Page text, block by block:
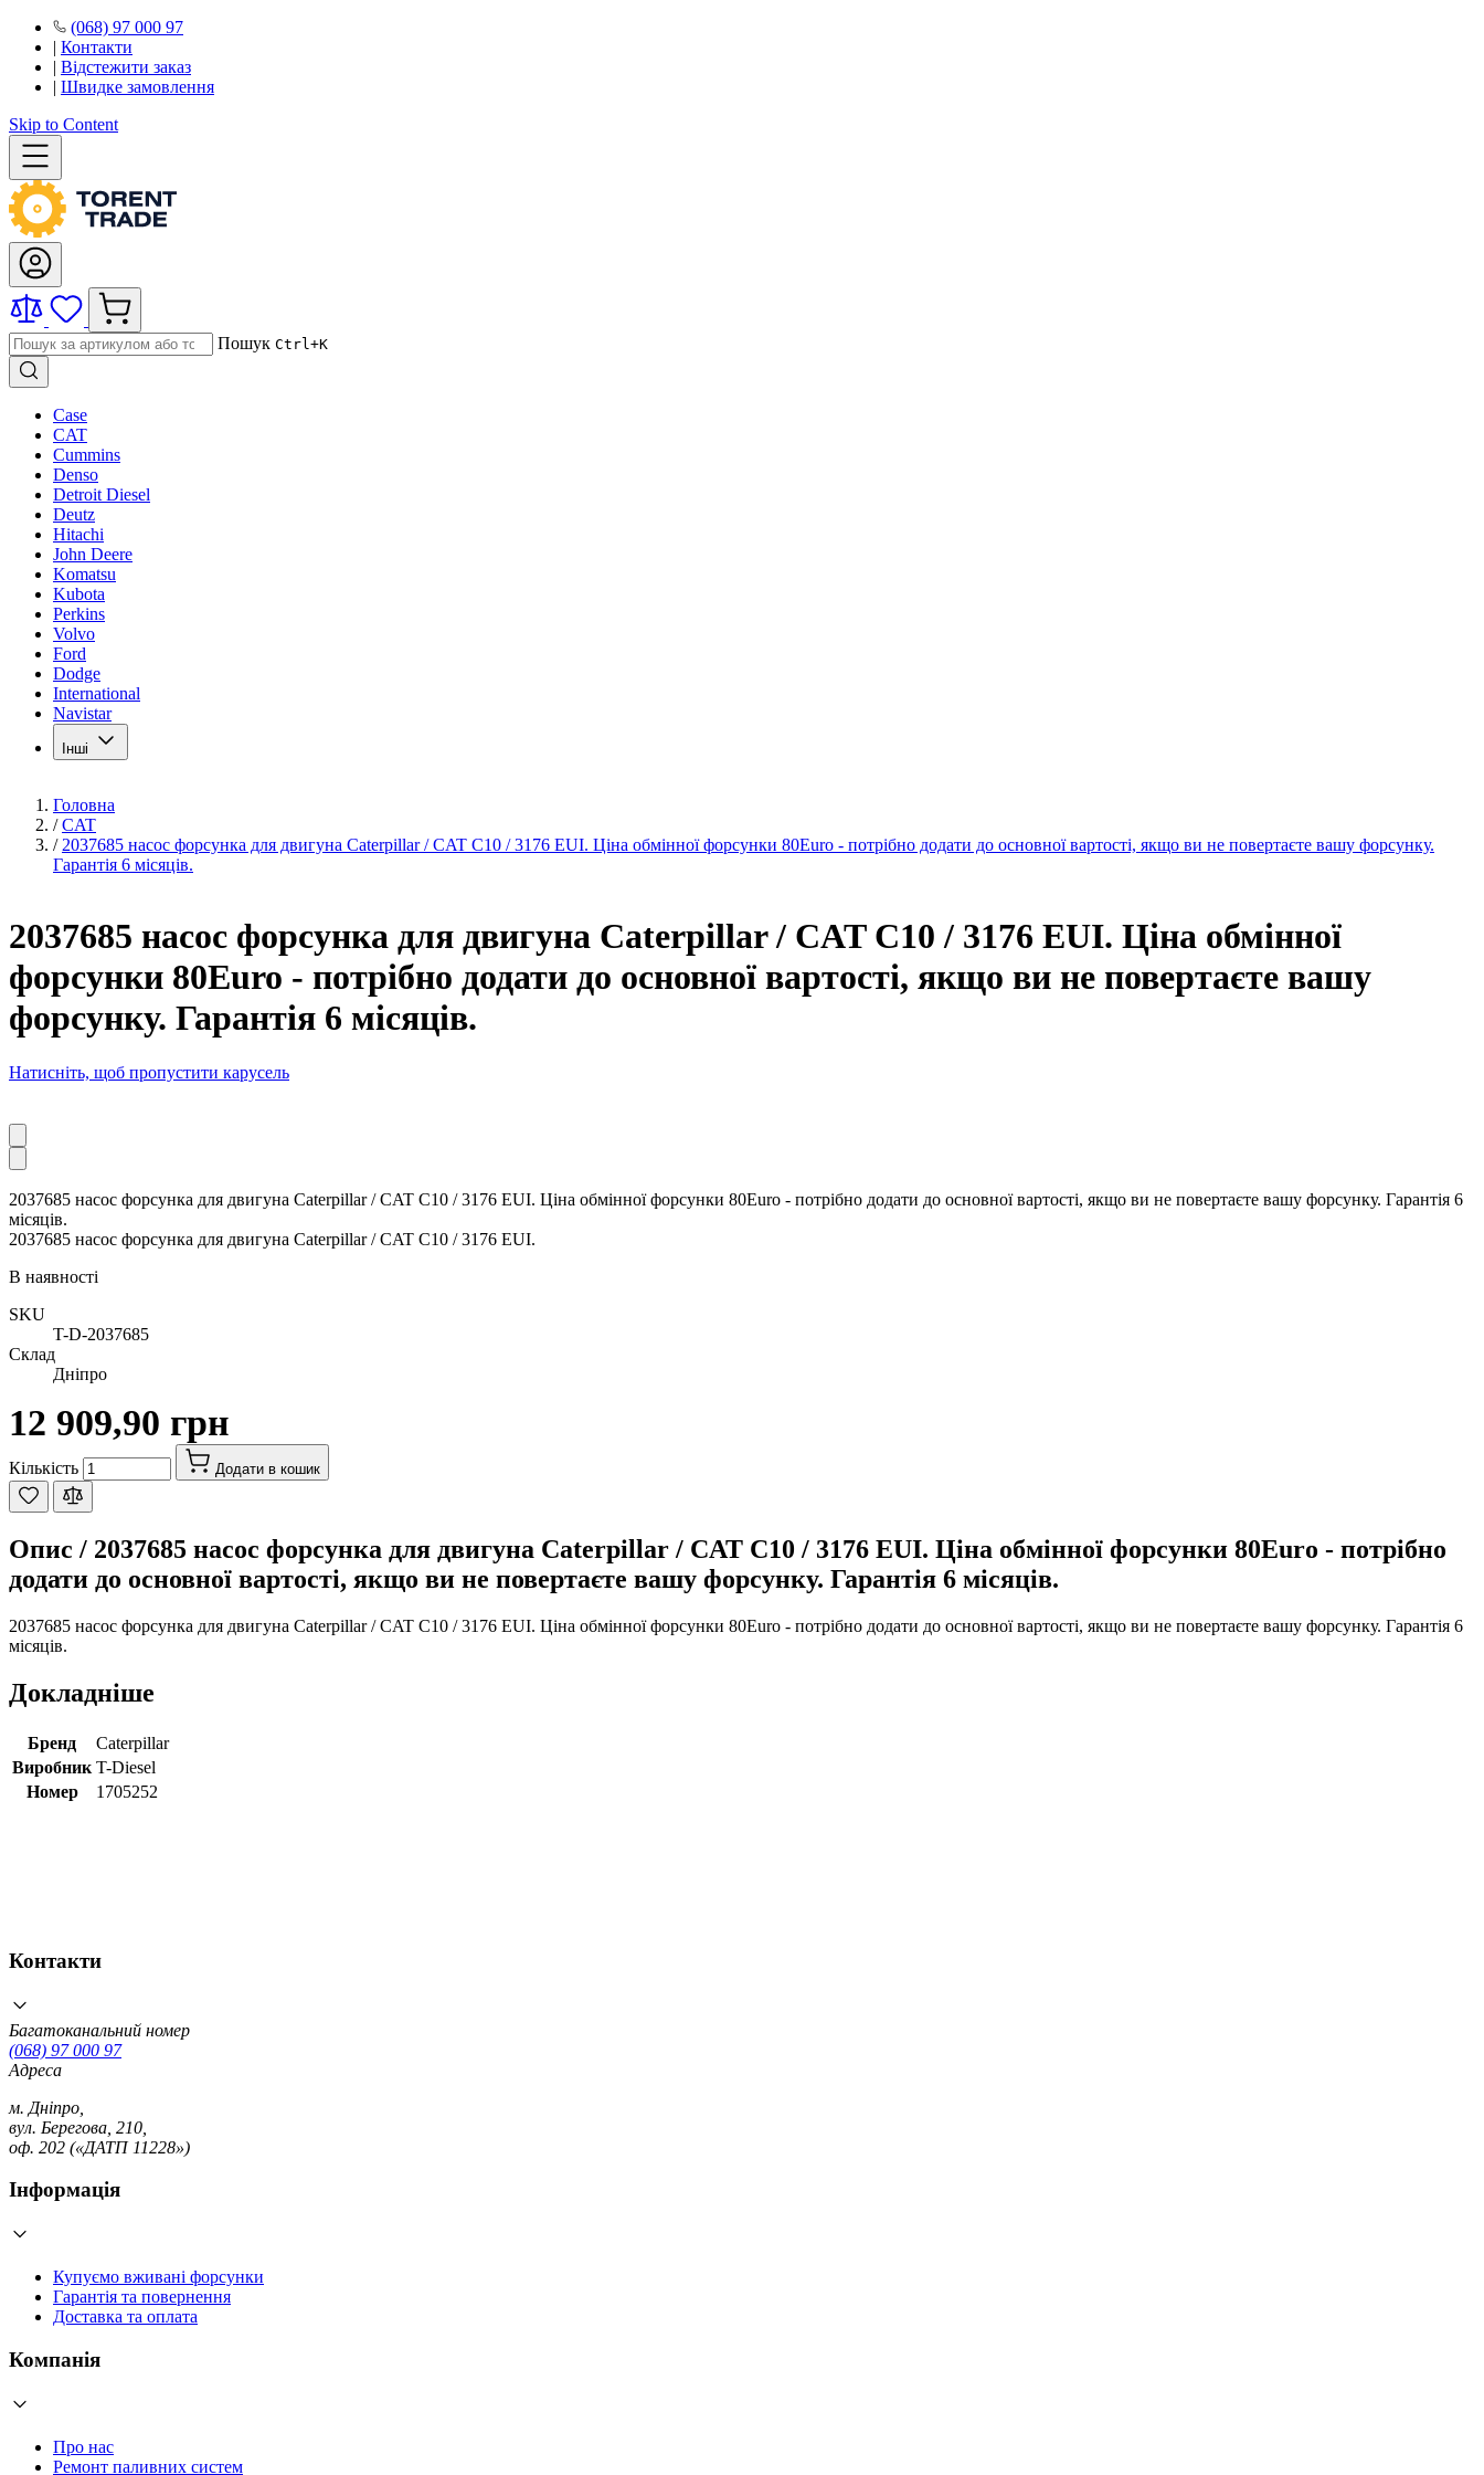
(068) 97 000 97
| Контакти
| Відстежити заказ
| Швидке замовлення
Skip to Content
Пошук Ctrl+K
Case
CAT
Cummins
Denso
Detroit Diesel
Deutz
Hitachi
John Deere
Komatsu
Kubota
Perkins
Volvo
Ford
Dodge
International
Navistar
Інші
Головна
/ CAT
/ 2037685 насос форсунка для двигуна Caterpillar / CAT C10 / 3176 EUI. Ціна обмінної форсунки 80Euro - потрібно додати до основної вартості, якщо ви не повертаєте вашу форсунку.
Гарантія 6 місяців.
2037685 насос форсунка для двигуна Caterpillar / CAT C10 / 3176 EUI. Ціна обмінної
форсунки 80Euro - потрібно додати до основної вартості, якщо ви не повертаєте вашу
форсунку. Гарантія 6 місяців.
Натисніть, щоб пропустити карусель
2037685 насос форсунка для двигуна Caterpillar / CAT C10 / 3176 EUI. Ціна обмінної форсунки 80Euro - потрібно додати до основної вартості, якщо ви не повертаєте вашу форсунку. Гарантія 6
місяців.
2037685 насос форсунка для двигуна Caterpillar / CAT C10 / 3176 EUI.
В наявності
SKU
T-D-2037685
Склад
Дніпро
12 909,90 грн
Кількість Додати в кошик
Опис / 2037685 насос форсунка для двигуна Caterpillar / CAT C10 / 3176 EUI. Ціна обмінної форсунки 80Euro - потрібно
додати до основної вартості, якщо ви не повертаєте вашу форсунку. Гарантія 6 місяців.
2037685 насос форсунка для двигуна Caterpillar / CAT C10 / 3176 EUI. Ціна обмінної форсунки 80Euro - потрібно додати до основної вартості, якщо ви не повертаєте вашу форсунку. Гарантія 6
місяців.
Докладніше
Бренд
Caterpillar
Виробник T-Diesel
Номер
1705252
Контакти
Багатоканальний номер
(068) 97 000 97
Адреса
м. Дніпро,
вул. Берегова, 210,
оф. 202 («ДАТП 11228»)
Інформація
Купуємо вживані форсунки
Гарантія та повернення
Доставка та оплата
Компанія
Про нас
Ремонт паливних систем